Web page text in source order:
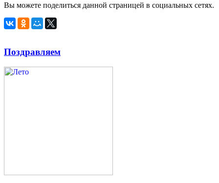
Вы можете поделиться данной страницей в социальных сетях.
Поздравляем